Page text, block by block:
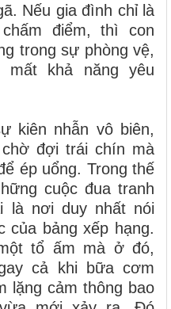
Nếu gia đình chỉ là
điểm, thì con
trong sự phòng vệ,
khả năng yêu
kiên nhẫn vô biên,
đợi trái chín mà
ép uổng. Trong thế
cuộc đua tranh
là nơi duy nhất nói
của bảng xếp hạng.
tổ ấm mà ở đó,
cả khi bữa cơm
lặng cảm thông bao